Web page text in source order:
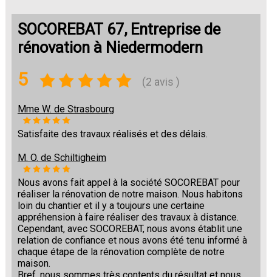
SOCOREBAT 67, Entreprise de
rénovation à Niedermodern
5 (2 avis )
Mme W. de Strasbourg
Satisfaite des travaux réalisés et des délais.
M. O. de Schiltigheim
Nous avons fait appel à la société SOCOREBAT pour
réaliser la rénovation de notre maison. Nous habitons
loin du chantier et il y a toujours une certaine
appréhension à faire réaliser des travaux à distance.
Cependant, avec SOCOREBAT, nous avons établit une
relation de confiance et nous avons été tenu informé à
chaque étape de la rénovation complète de notre
maison.